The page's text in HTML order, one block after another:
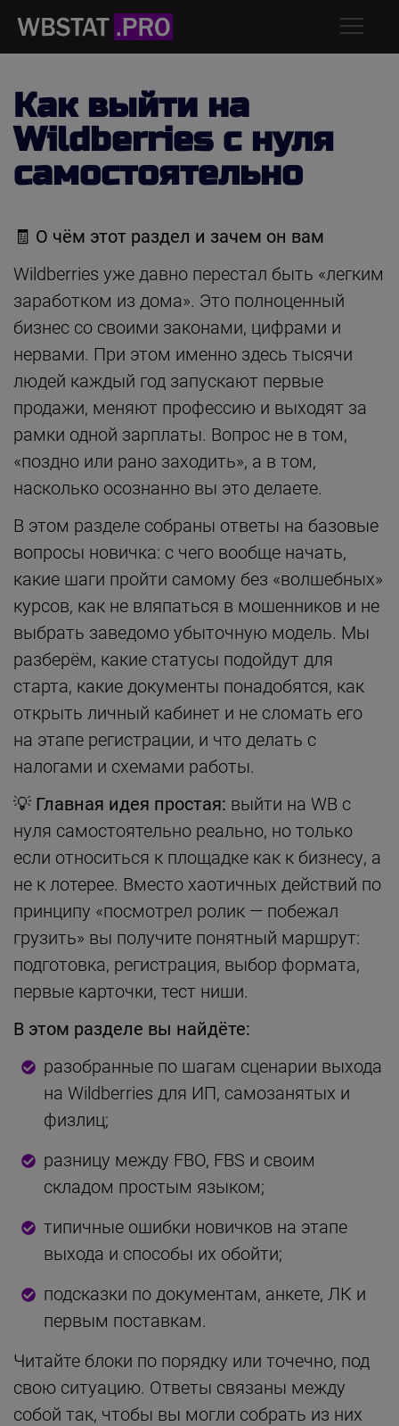
Как выйти на
Wildberries с нуля
самостоятельно
🧾 О чём этот раздел и зачем он вам
Wildberries уже давно перестал быть «легким
заработком из дома». Это полноценный
бизнес со своими законами, цифрами и
нервами. При этом именно здесь тысячи
людей каждый год запускают первые
продажи, меняют профессию и выходят за
рамки одной зарплаты. Вопрос не в том,
«поздно или рано заходить», а в том,
насколько осознанно вы это делаете.
В этом разделе собраны ответы на базовые
вопросы новичка: с чего вообще начать,
какие шаги пройти самому без «волшебных»
курсов, как не вляпаться в мошенников и не
выбрать заведомо убыточную модель. Мы
разберём, какие статусы подойдут для
старта, какие документы понадобятся, как
открыть личный кабинет и не сломать его
на этапе регистрации, и что делать с
налогами и схемами работы.
💡 Главная идея простая: выйти на WB с
нуля самостоятельно реально, но только
если относиться к площадке как к бизнесу, а
не к лотерее. Вместо хаотичных действий по
принципу «посмотрел ролик — побежал
грузить» вы получите понятный маршрут:
подготовка, регистрация, выбор формата,
первые карточки, тест ниши.
В этом разделе вы найдёте:
разобранные по шагам сценарии выхода
на Wildberries для ИП, самозанятых и
физлиц;
разницу между FBO, FBS и своим
складом простым языком;
типичные ошибки новичков на этапе
выхода и способы их обойти;
подсказки по документам, анкете, ЛК и
первым поставкам.
Читайте блоки по порядку или точечно, под
свою ситуацию. Ответы связаны между
собой так, чтобы вы могли собрать из них